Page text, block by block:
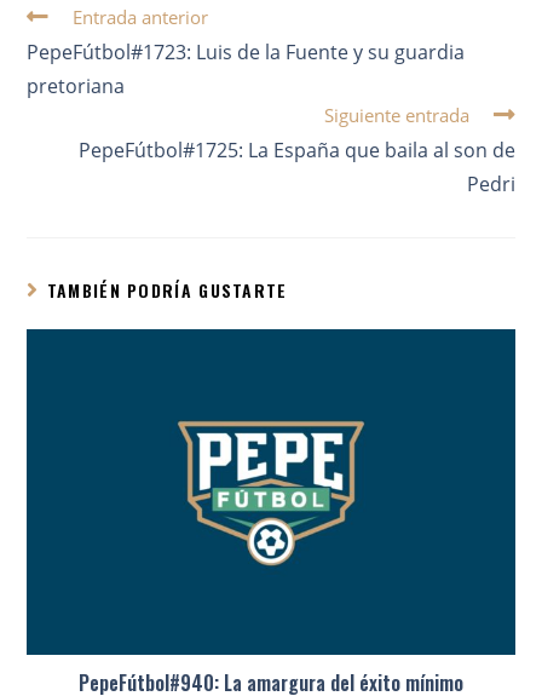
Entrada anterior
PepeFútbol#1723: Luis de la Fuente y su guardia
pretoriana
Siguiente entrada
PepeFútbol#1725: La España que baila al son de
Pedri
TAMBIÉN PODRÍA GUSTARTE
PepeFútbol#940: La amargura del éxito mínimo